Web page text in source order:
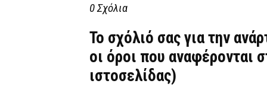
0 Σχόλια
Το σχόλιό σας για την
οι όροι που αναφέρονται
ιστοσελίδας)